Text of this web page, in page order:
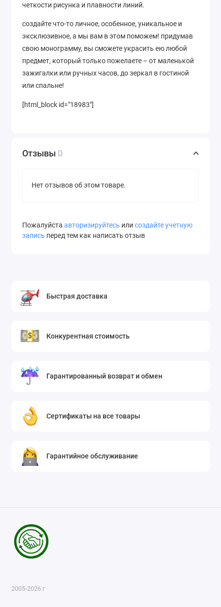
четкости рисунка и плавности линий.
создайте что-то личное, особенное, уникальное и
эксклюзивное, а мы вам в этом поможем! придумав
свою монограмму, вы сможете украсить ею любой
предмет, который только пожелаете – от маленькой
зажигалки или ручных часов, до зеркал в гостиной
или спальне!
[html_block id="18983"]
Отзывы 0
Нет отзывов об этом товаре.
Пожалуйста авторизируйтесь или создайте учетную
запись перед тем как написать отзыв
Быстрая доставка
Конкурентная стоимость
Гарантированный возврат и обмен
Сертификаты на все товары
Гарантийное обслуживание
2005-2026 г